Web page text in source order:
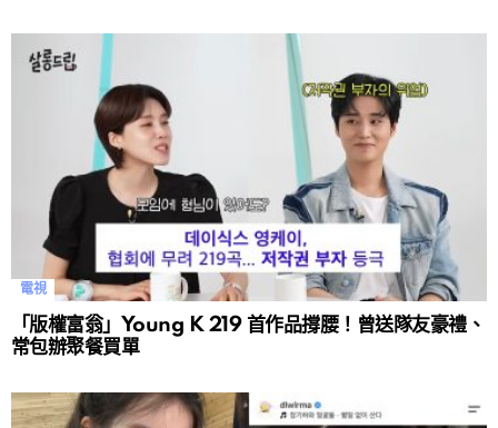
電視
「版權富翁」Young K 219 首作品撐腰！曾送隊友豪禮、
常包辦聚餐買單